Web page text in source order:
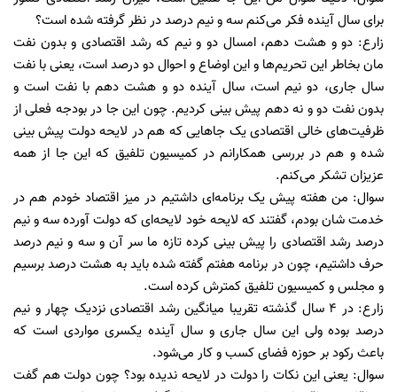
برای سال آینده فکر می‌کنم سه و نیم درصد در نظر گرفته شده است؟
زارع: دو و هشت دهم، امسال دو و نیم که رشد اقتصادی و بدون نفت
مان بخاطر این تحریم‌ها و این اوضاع و احوال دو درصد است، یعنی با نفت
سال جاری، دو نیم است، سال آینده دو و هشت دهم با نفت است و
بدون نفت دو و نه دهم پیش بینی کردیم. چون این جا در بودجه فعلی از
ظرفیت‌های خالی اقتصادی یک جا‌هایی که هم در لایحه دولت پیش بینی
شده و هم در بررسی همکارانم در کمیسیون تلفیق که این جا از همه
عزیزان تشکر می‌کنم.
سوال: من هفته پیش یک برنامه‌ای داشتیم در میز اقتصاد خودم هم در
خدمت شان بودم، گفتند که لایحه خود لایحه‌ای که دولت آورده سه و نیم
درصد رشد اقتصادی را پیش بینی کرده تازه ما سر آن و سه و نیم درصد
حرف داشتیم، چون در برنامه هفتم گفته شده باید به هشت درصد برسیم
و مجلس و کمیسیون تلفیق کمترش کرده است.
زارع: در ۴ سال گذشته تقریبا میانگین رشد اقتصادی نزدیک چهار و نیم
درصد بوده ولی این سال جاری و سال آینده یکسری مواردی است که
باعث رکود بر حوزه فضای کسب و کار می‌شود.
سوال: یعنی این نکات را دولت در لایحه ندیده بود؟ چون دولت هم گفت